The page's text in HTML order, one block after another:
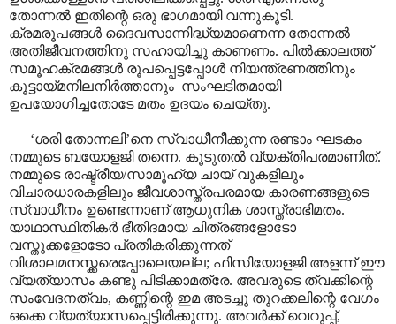
തോന്നൽ ഇതിന്റെ ഒരു ഭാഗമായി വന്നുകൂടി.
ക്രമരൂപങ്ങൾ ദൈവസാന്നിദ്ധ്യമാണെന്ന തോന്നൽ
അതിജീവനത്തിനു സഹായിച്ചു കാണണം. പിൽക്കാലത്ത്
സമൂഹക്രമങ്ങൾ രൂപപ്പെട്ടപ്പോൾ നിയന്ത്രണത്തിനും
കൂട്ടായ്മനിലനിർത്താനും സംഘടിതമായി
ഉപയോഗിച്ചതോടേ മതം ഉദയം ചെയ്തു.
‘ശരി തോന്നലി’നെ സ്വാധീനീക്കുന്ന രണ്ടാം ഘടകം
നമ്മുടെ ബയോളജി തന്നെ. കൂടുതൽ വ്യക്തിപരമാണിത്.
നമ്മുടെ രാഷ്ട്രീയ/സാമൂഹ്യ ചായ് വുകളിലും
വിചാരധാരകളിലും ജീവശാസ്ത്രപരമായ കാരണങ്ങളുടെ
സ്വാധീനം ഉണ്ടെന്നാണ് ആധുനിക ശാസ്ത്രാഭിമതം.
യാഥാസ്ഥിതികർ ഭീതിദമായ ചിത്രങ്ങളോടോ
വസ്തുക്കളോടോ പ്രതികരിക്കുന്നത്
വിശാലമനസ്ക്കരെപ്പോലെയല്ല; ഫിസിയോളജി അളന്ന് ഈ
വ്യത്യാസം കണ്ടു പിടിക്കാമത്രേ. അവരുടെ ത്വക്കിന്റെ
സംവേദനത്വം, കണ്ണിന്റെ ഇമ അടച്ചു തുറക്കലിന്റെ വേഗം
ഒക്കെ വ്യത്യാസപ്പെട്ടിരിക്കുന്നു. അവർക്ക് വെറുപ്പ്,